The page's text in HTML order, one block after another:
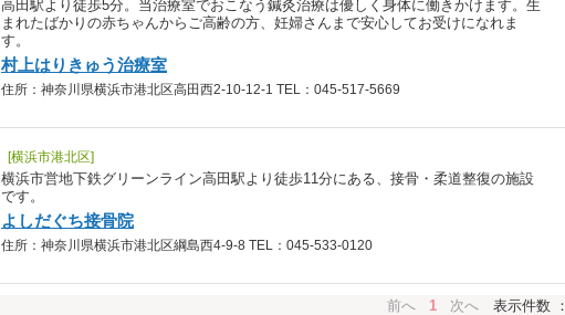
高田駅より徒歩5分。当治療室でおこなう鍼灸治療は優しく身体に働きかけます。生
まれたばかりの赤ちゃんからご高齢の方、妊婦さんまで安心してお受けになれま
す。
村上はりきゅう治療室
住所：神奈川県横浜市港北区高田西2-10-12-1 TEL：045-517-5669
[横浜市港北区]
横浜市営地下鉄グリーンライン高田駅より徒歩11分にある、接骨・柔道整復の施設
です。
よしだぐち接骨院
住所：神奈川県横浜市港北区綱島西4-9-8 TEL：045-533-0120
前へ 1 次へ 表示件数 ：